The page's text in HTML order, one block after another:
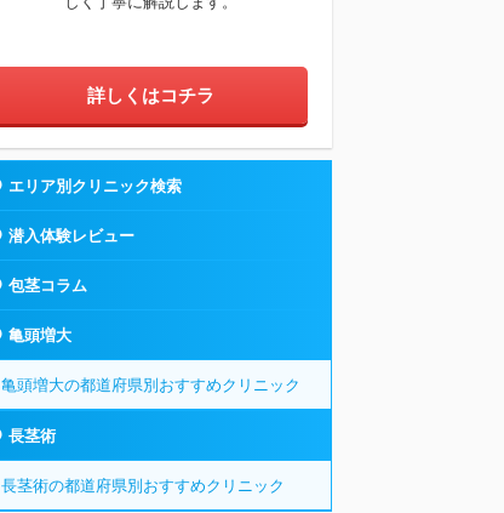
詳しくはコチラ
エリア別クリニック検索
潜入体験レビュー
包茎コラム
亀頭増大
亀頭増大の都道府県別おすすめクリニック
長茎術
長茎術の都道府県別おすすめクリニック